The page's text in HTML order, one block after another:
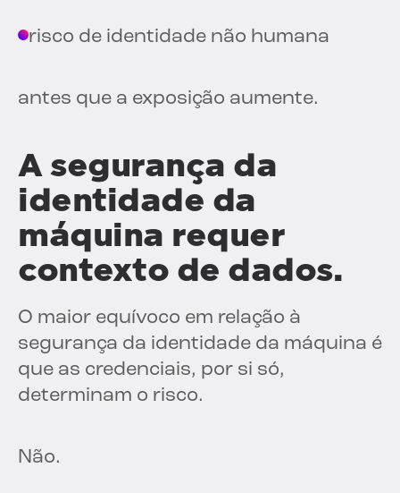
risco de identidade não humana
antes que a exposição aumente.
A segurança da
identidade da
máquina requer
contexto de dados.
O maior equívoco em relação à
segurança da identidade da máquina é
que as credenciais, por si só,
determinam o risco.
Não.